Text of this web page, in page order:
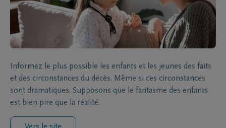
Informez le plus possible les enfants et les jeunes des faits
et des circonstances du décès. Même si ces circonstances
sont dramatiques. Supposons que le fantasme des enfants
est bien pire que la réalité.